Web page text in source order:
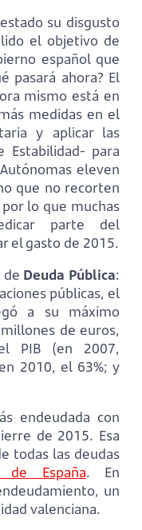
su disgusto
el objetivo de
español que
pasará ahora? El
mismo está en
medidas en el
y aplicar las
Estabilidad- para
eleven
que no recorten
lo que muchas
parte del
el gasto de 2015.
de Deuda Pública:
públicas, el
a su máximo
de euros,
PIB (en 2007,
2010, el 63%; y
endeudada con
de 2015. Esa
todas las deudas
de España. En
un
valenciana.